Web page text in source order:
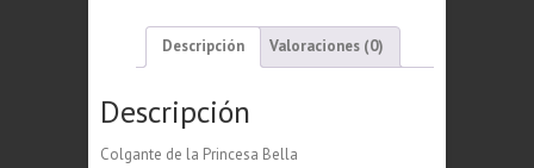
Descripción Valoraciones (0)
Descripción
Colgante de la Princesa Bella